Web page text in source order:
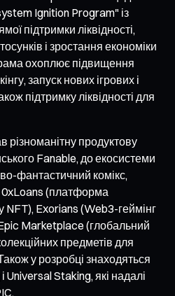
Ignition Program" із
підтримки ліквідності,
і зростання економіки
охоплює підвищення
запуск нових ігрових і
підтримку ліквідності для
продуктову
Fanable, до екосистеми
фантастичний комікс,
(платформа
NFT), Exorians (Web3-геймінг
Marketplace (глобальний
предметів для
у розробці знаходяться
Universal Staking, які надалі